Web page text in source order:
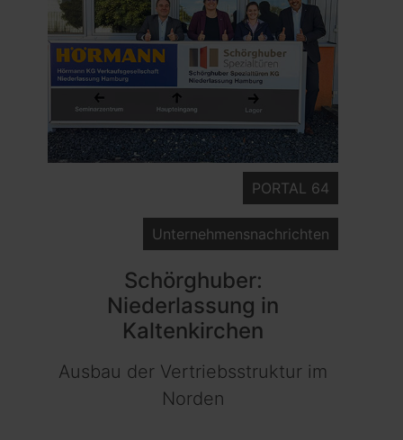
PORTAL 64
Unternehmensnachrichten
Schörghuber:
Niederlassung in
Kaltenkirchen
Ausbau der Vertriebsstruktur im
Norden